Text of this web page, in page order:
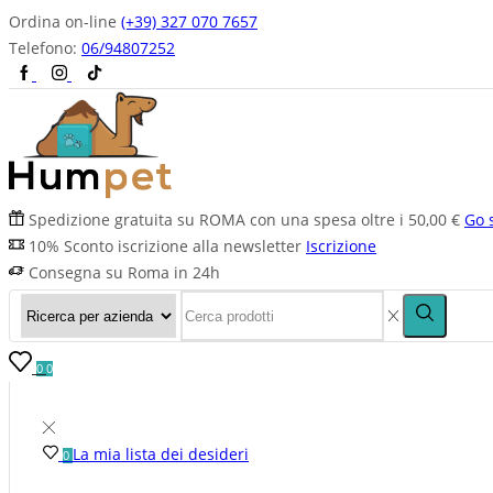
Ordina on-line (+39) 327 070 7657
Telefono: 06/94807252
Spedizione gratuita su ROMA con una spesa oltre i 50,00 € Go
10% Sconto iscrizione alla newsletter Iscrizione
Consegna su Roma in 24h
0 0
0 La mia lista dei desideri